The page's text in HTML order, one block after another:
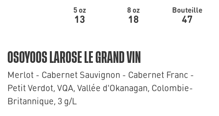
5 oz
13
8 oz
18
Bouteille
47
OSOYOOS LAROSE LE GRAND VIN
Merlot - Cabernet Sauvignon - Cabernet Franc -
Petit Verdot, VQA, Vallée d'Okanagan, Colombie-
Britannique, 3 g/L